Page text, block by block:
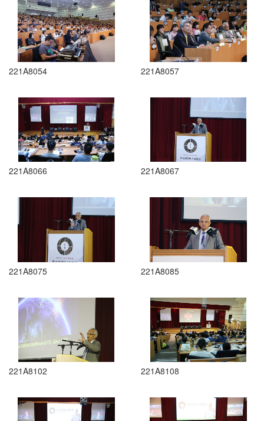
221A8054 221A8057
221A8066 221A8067
221A8075 221A8085
221A8102 221A8108